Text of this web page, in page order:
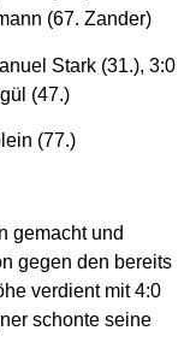
(67. Zander)
Stark (31.), 3:0
(47.)
(77.)
gemacht und
gegen den bereits
verdient mit 4:0
schonte seine